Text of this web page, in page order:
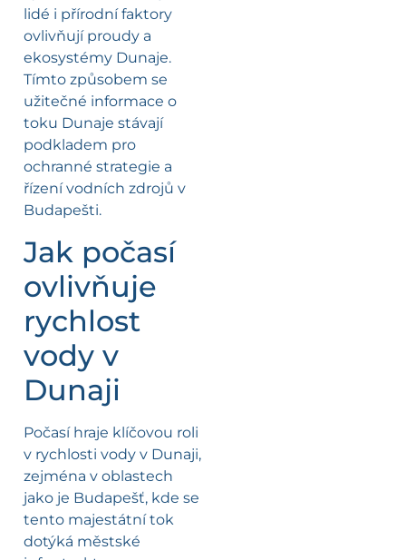
lidé i přírodní faktory
ovlivňují proudy a
ekosystémy Dunaje.
Tímto způsobem se
užitečné informace o
toku Dunaje stávají
podkladem pro
ochranné strategie a
řízení vodních zdrojů v
Budapešti.
Jak počasí
ovlivňuje
rychlost
vody v
Dunaji
Počasí hraje klíčovou roli
v rychlosti vody v Dunaji,
zejména v oblastech
jako je Budapešť, kde se
tento majestátní tok
dotýká městské